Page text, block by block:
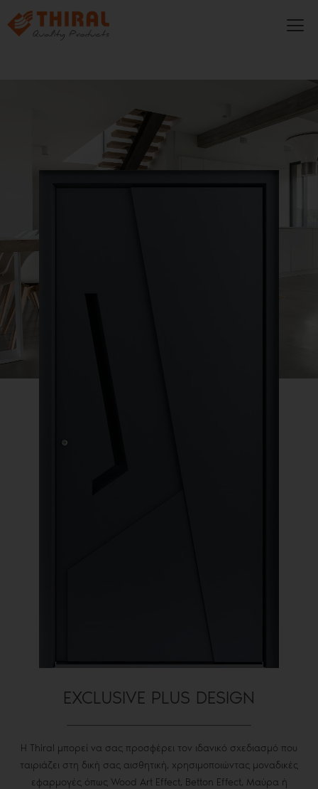
EXCLUSIVE PLUS DESIGN
Η Thiral μπορεί να σας προσφέρει τον ιδανικό σχεδιασμό που
ταιριάζει στη δική σας αισθητική, χρησιμοποιώντας μοναδικές
εφαρμογές όπως Wood Art Effect, Betton Effect, Μαύρα ή